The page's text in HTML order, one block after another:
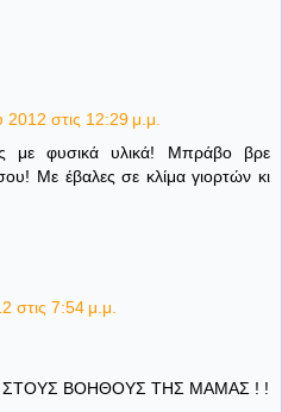
2012 στις 12:29 μ.μ.
με φυσικά υλικά! Μπράβο βρε
Με έβαλες σε κλίμα γιορτών κι
στις 7:54 μ.μ.
ΒΟΗΘΟΥΣ ΤΗΣ ΜΑΜΑΣ ! !